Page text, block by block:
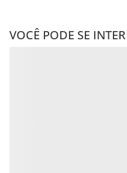
VOCÊ PODE SE